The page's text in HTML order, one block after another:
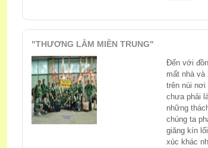
"THƯƠNG LẮM MIỀN TRUNG"
Đến với
mất nhà và
trên núi
chưa phải
những
chúng ta
giăng kín
xúc khác